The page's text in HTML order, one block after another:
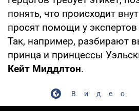
понять, что происходит
просят помощи у экспертов
Так, например, разбирают
принца и принцессы
Кейт Миддлтон.
Видео